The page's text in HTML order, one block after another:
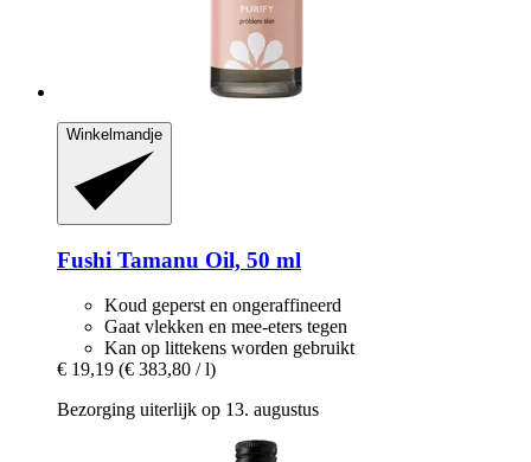
Winkelmandje
Fushi Tamanu Oil, 50 ml
Koud geperst en ongeraffineerd
Gaat vlekken en mee-eters tegen
Kan op littekens worden gebruikt
€ 19,19 (€ 383,80 / l)
Bezorging uiterlijk op 13. augustus